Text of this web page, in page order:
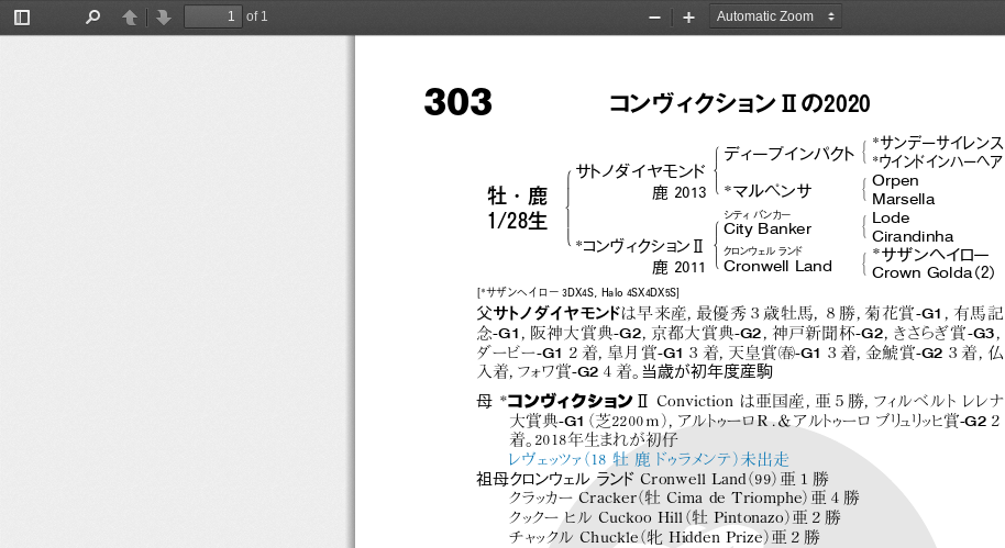
Toggle
PreviousNext
of 1
Zoom
Zoom
303 コンヴィクションIIの2020
牡・鹿
1/28生
!
"
%
'
!
$
#
&
*サンデーサイレンス
ディープインパクト *ウインドインハーヘア
サトノダイヤモンド
#
&
Orpen
鹿 2013
*マルペンサ Marsella
!
$
シティバンカー
#
&
Lode
City  Banker
Cirandinha
*コンヴィクションII クロンウェル ランド
#
&
*サザンヘイロー
鹿 2011 Cronwell  Land Crown Golda（2）
[*サザンヘイロー 3DX4S, Halo 4SX4DX5S]
父 サトノダイヤモンドは早来産，最優秀３歳牡馬，８勝，菊花賞-G1 ，有馬記
念-G1 ，阪神大賞典-G2，京都大賞典-G2 ，神戸新聞杯-G2，きさらぎ 賞 -G3 ，
ダービー-G1 ２着，皐月賞-G1 ３着，天皇賞! -G1 ３着，金鯱賞-G2 ３着，仏
入着，フォワ賞-G2 ４着。当歳が初年度産駒
母
*コンヴィクション II Conviction は亜国産，亜５勝，フィルベルトレレナ
大賞典-G1（芝2200ｍ），アルトゥーロＲ . ＆アルトゥーロ ブリュリッヒ賞 -G2 ２
着。2018年生まれが初仔
レヴェッツァ（18牡鹿ド
ゥラメンテ）未出走
祖母クロンウェル ランド Cronwell Land（99）亜１勝
クラッカー Cracker（牡 Cima de Triomphe）亜４勝
クックー ヒル Cuckoo Hill（牡 Pintonazo）亜２勝
チャックル Chuckle（牝 Hidden Prize）亜２勝